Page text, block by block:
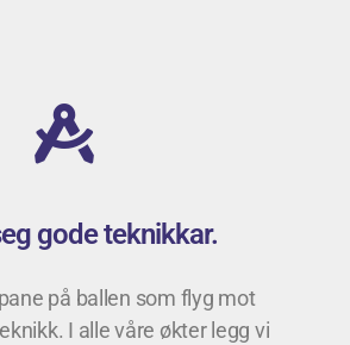
gode teknikkar.
på ballen som flyg mot
I alle våre økter legg vi